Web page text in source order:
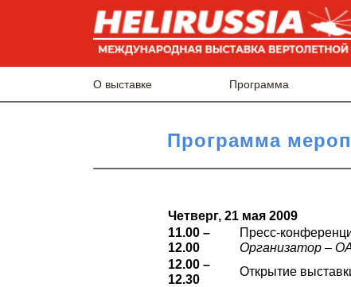
О выставке Программа
Программа
Четверг, 21 мая 2009
11.00 –
12.00
Пресс-
Организатор –
12.00 –
12.30
Открытие